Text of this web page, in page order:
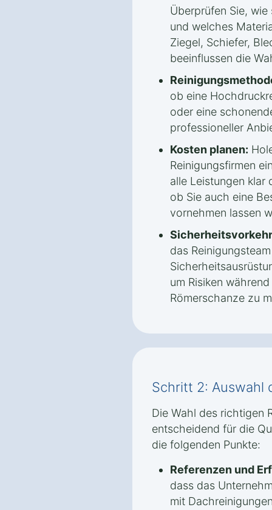
Überprüfen Sie,
und welches
Ziegel, Schiefer,
beeinflussen die
ob eine
oder eine
professioneller
Kosten planen:
Reinigungsfirmen
alle Leistungen klar
ob Sie auch eine
vornehmen lassen
das
um Risiken
Römerschanze zu
Schritt 2: Auswahl
Die Wahl des richtigen
entscheidend für die
die folgenden Punkte:
Referenzen und
dass das
mit